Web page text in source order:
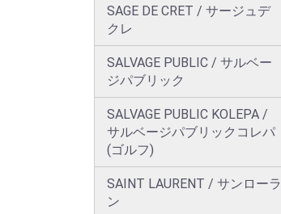
SAGE DE CRET / サージュデ
クレ
SALVAGE PUBLIC / サルベー
ジパブリック
SALVAGE PUBLIC KOLEPA /
サルベージパブリックコレパ
(ゴルフ)
SAINT LAURENT / サンローラ
ン